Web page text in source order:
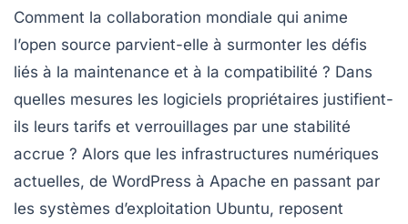
Comment la collaboration mondiale qui anime
l’open source parvient-elle à surmonter les défis
liés à la maintenance et à la compatibilité ? Dans
quelles mesures les logiciels propriétaires justifient-
ils leurs tarifs et verrouillages par une stabilité
accrue ? Alors que les infrastructures numériques
actuelles, de WordPress à Apache en passant par
les systèmes d’exploitation Ubuntu, reposent